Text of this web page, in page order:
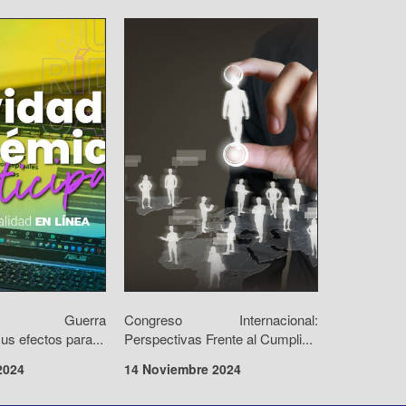
Guerra
efectos para...
Congreso Internacional:
Perspectivas Frente al Cumpli...
14 Noviembre 2024